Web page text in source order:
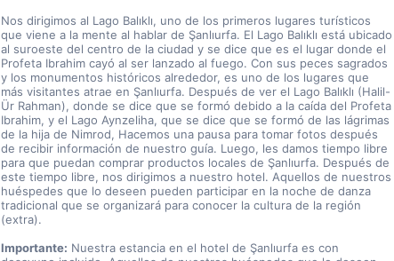
Nos dirigimos al Lago Balıklı, uno de los primeros lugares turísticos
que viene a la mente al hablar de Şanlıurfa. El Lago Balıklı está ubicado
al suroeste del centro de la ciudad y se dice que es el lugar donde el
Profeta Ibrahim cayó al ser lanzado al fuego. Con sus peces sagrados
y los monumentos históricos alrededor, es uno de los lugares que
más visitantes atrae en Şanlıurfa. Después de ver el Lago Balıklı (Halil-
Ür Rahman), donde se dice que se formó debido a la caída del Profeta
Ibrahim, y el Lago Aynzeliha, que se dice que se formó de las lágrimas
de la hija de Nimrod, Hacemos una pausa para tomar fotos después
de recibir información de nuestro guía. Luego, les damos tiempo libre
para que puedan comprar productos locales de Şanlıurfa. Después de
este tiempo libre, nos dirigimos a nuestro hotel. Aquellos de nuestros
huéspedes que lo deseen pueden participar en la noche de danza
tradicional que se organizará para conocer la cultura de la región
(extra).
Importante: Nuestra estancia en el hotel de Şanlıurfa es con